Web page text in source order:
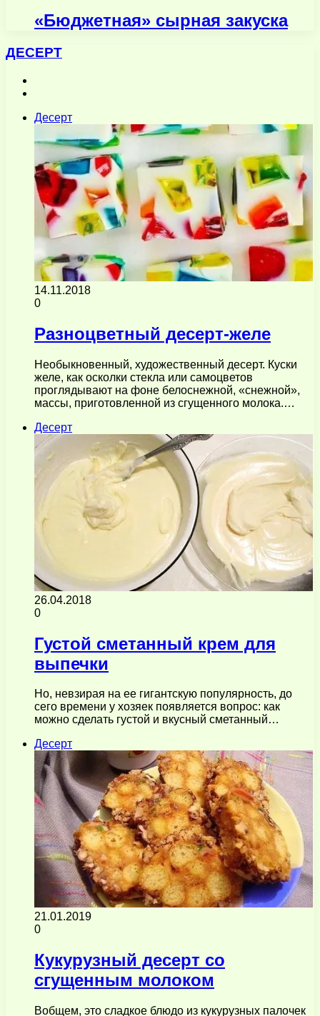
«Бюджетная» сырная закуска
ДЕСЕРТ
Десерт
14.11.2018
0
Разноцветный десерт-желе
Необыкновенный, художественный десерт. Куски
желе, как осколки стекла или самоцветов
проглядывают на фоне белоснежной, «снежной»,
массы, приготовленной из сгущенного молока.…
Десерт
26.04.2018
0
Густой сметанный крем для
выпечки
Но, невзирая на ее гигантскую популярность, до
сего времени у хозяек появляется вопрос: как
можно сделать густой и вкусный сметанный…
Десерт
21.01.2019
0
Кукурузный десерт со
сгущенным молоком
Вобщем, это сладкое блюдо из кукурузных палочек